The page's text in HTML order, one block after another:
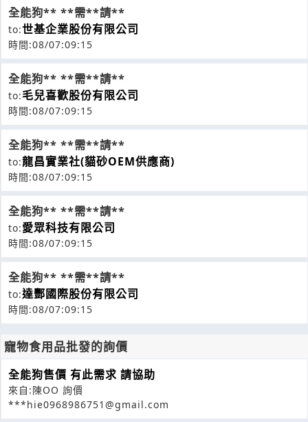
全能狗** **需**請**
to:世基企業股份有限公司
時間:08/07:09:15
全能狗** **需**請**
to:毛兒喜歡股份有限公司
時間:08/07:09:15
全能狗** **需**請**
to:龍昌實業社(貓砂OEM供應商)
時間:08/07:09:15
全能狗** **需**請**
to:愛眾科技有限公司
時間:08/07:09:15
全能狗** **需**請**
to:達酆國際股份有限公司
時間:08/07:09:15
寵物食用品批發的詢價
全能狗售價 有此需求 請協助
來自:陳OO 詢價
***hie0968986751@gmail.com